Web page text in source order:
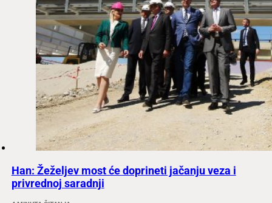
Han: Žeželjev most će doprineti jačanju veza i
privrednoj saradnji